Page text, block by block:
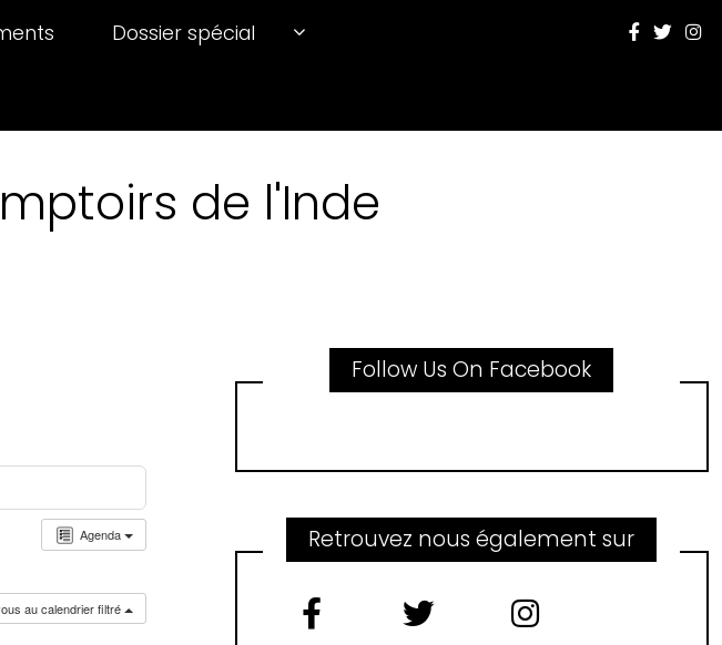
Dossier spécial
de l'Inde
Agenda
au calendrier filtré
Follow Us On Facebook
Retrouvez nous également sur